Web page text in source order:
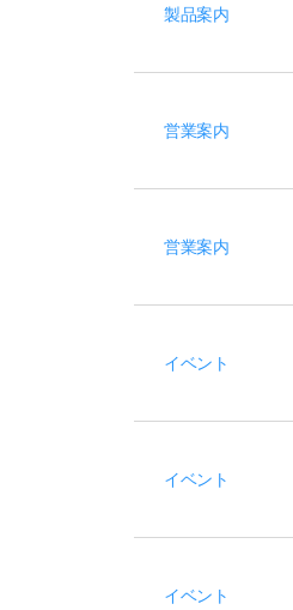
製品案内
営業案内
営業案内
イベント
イベント
イベント